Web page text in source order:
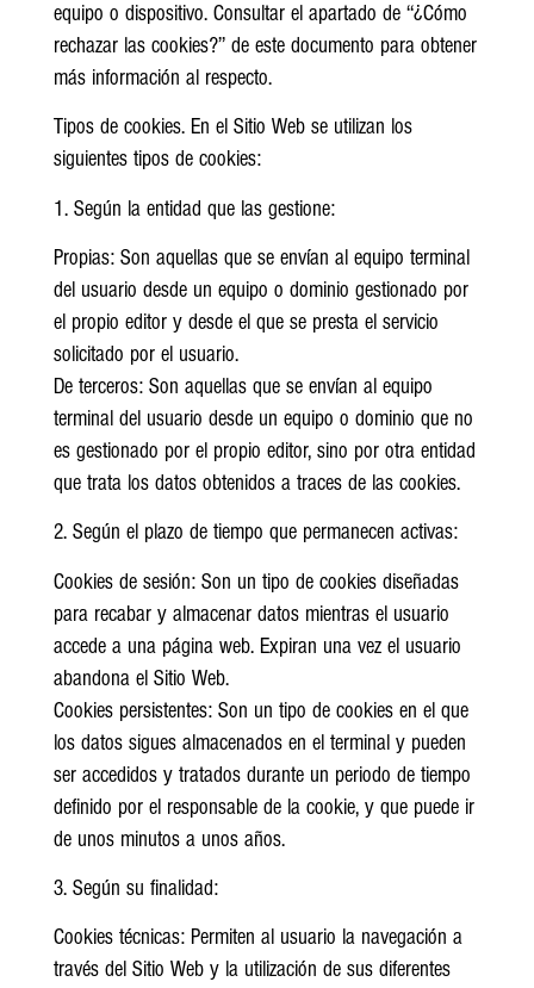
equipo o dispositivo. Consultar el apartado de “¿Cómo
rechazar las cookies?” de este documento para obtener
más información al respecto.
Tipos de cookies. En el Sitio Web se utilizan los
siguientes tipos de cookies:
1. Según la entidad que las gestione:
Propias: Son aquellas que se envían al equipo terminal
del usuario desde un equipo o dominio gestionado por
el propio editor y desde el que se presta el servicio
solicitado por el usuario.
De terceros: Son aquellas que se envían al equipo
terminal del usuario desde un equipo o dominio que no
es gestionado por el propio editor, sino por otra entidad
que trata los datos obtenidos a traces de las cookies.
2. Según el plazo de tiempo que permanecen activas:
Cookies de sesión: Son un tipo de cookies diseñadas
para recabar y almacenar datos mientras el usuario
accede a una página web. Expiran una vez el usuario
abandona el Sitio Web.
Cookies persistentes: Son un tipo de cookies en el que
los datos sigues almacenados en el terminal y pueden
ser accedidos y tratados durante un periodo de tiempo
definido por el responsable de la cookie, y que puede ir
de unos minutos a unos años.
3. Según su finalidad:
Cookies técnicas: Permiten al usuario la navegación a
través del Sitio Web y la utilización de sus diferentes